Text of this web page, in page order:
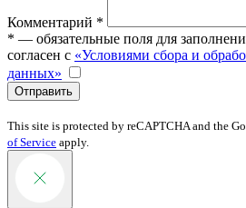
Комментарий *
* — обязательные поля для
согласен с «Условиями сбора и
данных»
Отправить
This site is protected by reCAPTCHA and the
of Service apply.